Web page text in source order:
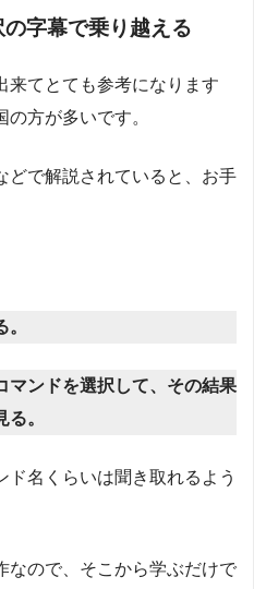
字幕で乗り越える
来てとても参考になります
方が多いです。
どで解説されていると、お手
マンドを選択して、その結果
。
名くらいは聞き取れるよう
なので、そこから学ぶだけで